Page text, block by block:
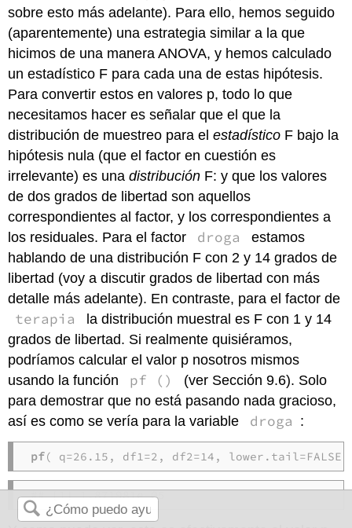
sobre esto más adelante). Para ello, hemos seguido
(aparentemente) una estrategia similar a la que
hicimos de una manera ANOVA, y hemos calculado
un estadístico F para cada una de estas hipótesis.
Para convertir estos en valores p, todo lo que
necesitamos hacer es señalar que el que la
distribución de muestreo para elestadístico F bajo la
hipótesis nula (que el factor en cuestión es
irrelevante) es unadistribución F: y que los valores
de dos grados de libertad son aquellos
correspondientes al factor, y los correspondientes a
los residuales. Para el factor
droga
estamos
hablando de una distribución F con 2 y 14 grados de
libertad (voy a discutir grados de libertad con más
detalle más adelante). En contraste, para el factor de
terapia
la distribución muestral es F con 1 y 14
grados de libertad. Si realmente quisiéramos,
podríamos calcular el valor p nosotros mismos
usando la función
pf ()
(ver Sección 9.6). Solo
para demostrar que no está pasando nada gracioso,
así es como se vería para la variable
droga :
pf( q=26.15, df1=2, df2=14, lower.tail=FALSE
## [1] 1.871981e-05